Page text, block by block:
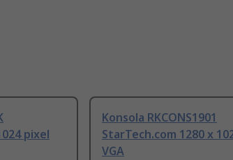
pixel
Konsola RKCONS1901
StarTech.com 1280 x
VGA